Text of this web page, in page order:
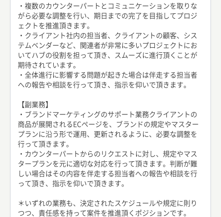
・複数のカウンターパートとコミュニケーションを取りな
がら必要な調整を行い、期日までの完了を目指してプロジ
ェクトを推進頂きます。
・クライアント社内の担当者、クライアントの顧客、シス
テムベンダーなど、関連者が非常に多いプロジェクトにお
いてハブの役割を担って頂き、スムーズに進行頂くことが
期待されています。
・全体進行に影響する問題が起きた場合は伴走する担当者
への報告や相談を行って頂き、指示を仰いで頂きます。
【副業務】
・ブランドマーケティングのサポート業務クライアントの
商品が展開されるECページを、ブランドの規定やマスター
プランに沿う形で運用、更新されるように、必要な調整を
行って頂きます。
・カウンターパートからのリクエストに対し、規定やマス
タープランを元に適切な対応を行って頂きます。判断が難
しい場合はその内容を伴走する担当者への報告や相談を行
って頂き、指示を仰いで頂きます。
＊いずれの業務も、決定されたスケジュールや規定に則り
つつ、責任感を持って案件を推進頂くポジションです。